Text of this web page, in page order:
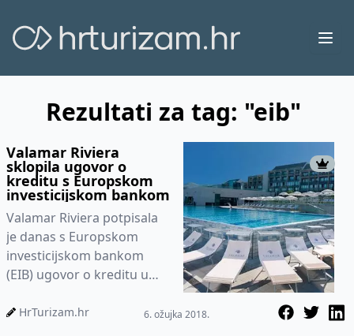
Rezultati za tag: "eib"
Valamar Riviera
sklopila ugovor o
kreditu s Europskom
investicijskom bankom
Valamar Riviera potpisala
je danas s Europskom
investicijskom bankom
(EIB) ugovor o kreditu u
Ovo je prva transakcija
HrTurizam.hr 6. ožujka 2018.